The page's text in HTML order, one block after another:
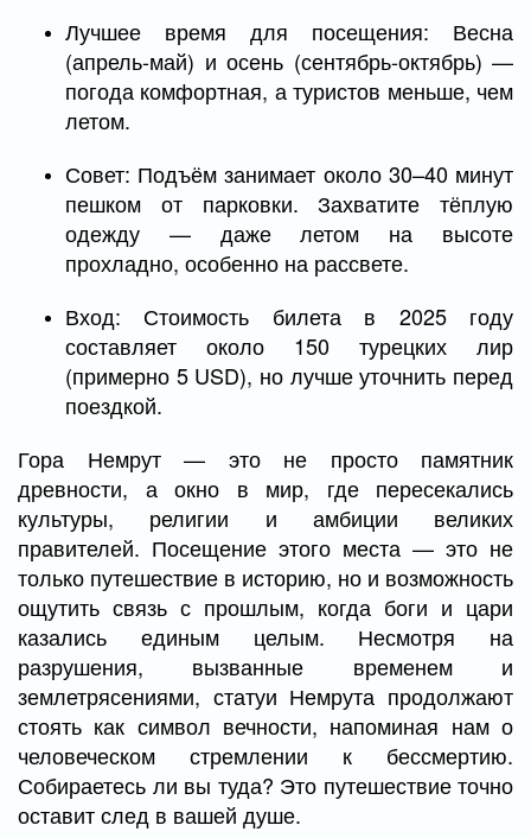
Лучшее время для посещения: Весна
(апрель-май) и осень (сентябрь-октябрь) —
погода комфортная, а туристов меньше, чем
летом.
Совет: Подъём занимает около 30–40 минут
пешком от парковки. Захватите тёплую
одежду — даже летом на высоте
прохладно, особенно на рассвете.
Вход: Стоимость билета в 2025 году
составляет около 150 турецких лир
(примерно 5 USD), но лучше уточнить перед
поездкой.
Гора Немрут — это не просто памятник
древности, а окно в мир, где пересекались
культуры, религии и амбиции великих
правителей. Посещение этого места — это не
только путешествие в историю, но и возможность
ощутить связь с прошлым, когда боги и цари
казались единым целым. Несмотря на
разрушения, вызванные временем и
землетрясениями, статуи Немрута продолжают
стоять как символ вечности, напоминая нам о
человеческом стремлении к бессмертию.
Собираетесь ли вы туда? Это путешествие точно
оставит след в вашей душе.